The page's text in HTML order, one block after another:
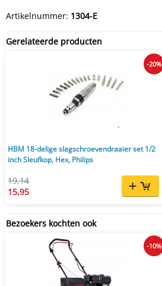
Artikelnummer: 1304-E
Gerelateerde producten
HBM 18-delige slagschroevendraaier set 1/2
inch Sleufkop, Hex, Philips
19,14
15,95
-20%
Bezoekers kochten ook
-10%